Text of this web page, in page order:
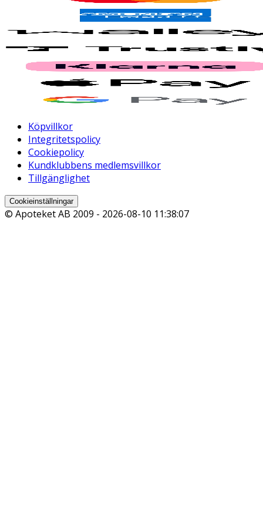
Köpvillkor
Integritetspolicy
Cookiepolicy
Kundklubbens medlemsvillkor
Tillgänglighet
Cookieinställningar
© Apoteket AB 2009 - 2026-08-10 11:38:07